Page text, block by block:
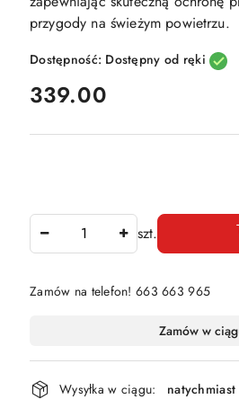
przygody na świeżym powietrzu.
Dostępność: Dostępny od ręki
cena:
339.00
szt.
Zamów na telefon! 663 663 965
i
dostawa
Zamów w
Wysyłka w ciągu: natychmiast